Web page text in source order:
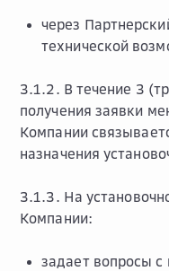
через
технической
3.1.2. В течение 3
получения заявки
Компании
назначения
3.1.3. На
Компании:
задает вопросы с